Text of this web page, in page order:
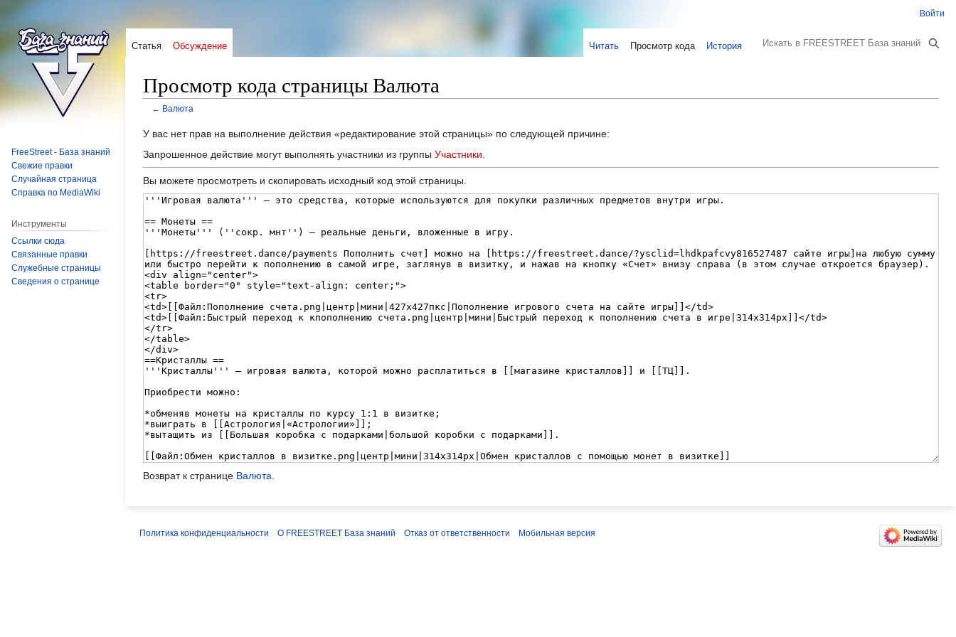
Просмотр кода страницы Валюта
← Валюта
Перейти
к
Перейти
к
У вас нет прав на выполнение действия «редактирование этой страницы» по следующей причине:
Запрошенное действие могут выполнять участники из группы Участники
Вы можете просмотреть и скопировать исходный код этой страницы.
Возврат к странице Валюта.
Войти
Статья Обсуждение Читать Просмотр кода История Поиск
FreeStreet - База знаний
Свежие правки
Случайная страница
Справка по MediaWiki
Инструменты
Ссылки сюда
Связанные правки
Служебные страницы
Сведения о странице
Политика конфиденциальности О FREESTREET База знаний Отказ от ответственности Мобильная версия